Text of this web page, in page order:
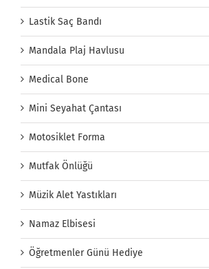
Lastik Saç Bandı
Mandala Plaj Havlusu
Medical Bone
Mini Seyahat Çantası
Motosiklet Forma
Mutfak Önlüğü
Müzik Alet Yastıkları
Namaz Elbisesi
Öğretmenler Günü Hediye